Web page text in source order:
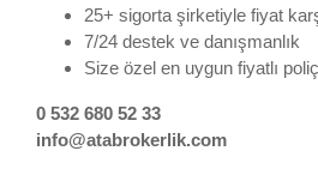
25+ sigorta şirketiyle fiyat
7/24 destek ve danışmanlık
Size özel en uygun fiyatlı
0 532 680 52 33
info@atabrokerlik.com